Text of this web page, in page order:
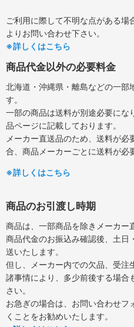
ご利用に際して不明な点がある場
よりお問い合わせ下さい。
※詳しくはこちら
商品代金以外の必要料金
北海道・沖縄県・離島などの一部
す。
一部の商品は送料が別途必要にな
品ページに記載しております。
メーカー直送品のため、送料が
合、商品メーカーごとに送料が必
※詳しくはこちら
商品のお引渡し時期
商品は、一部商品を除きメーカー
商品代金のお振込み確認後、土
送いたします。
但し、メーカー内での欠品、受注
諸事情により、多少前後する場合
さい。
お急ぎの場合は、お問い合わせ
くことをお勧めいたします。